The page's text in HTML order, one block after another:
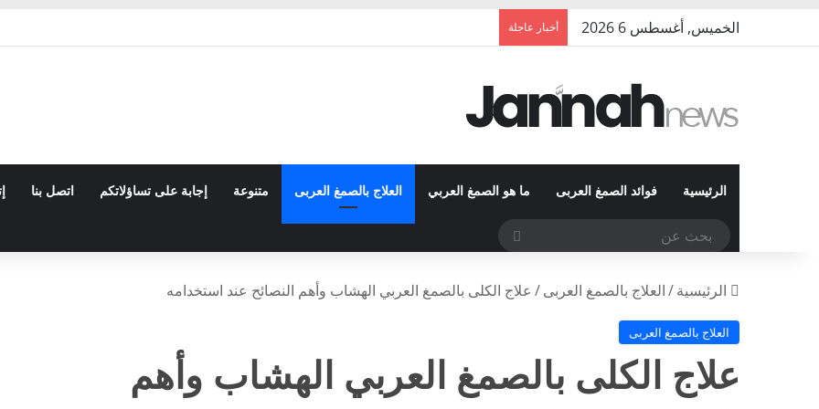
الخميس, أغسطس 6 2026 أخبار عاجلة
الرئيسية فوائد الصمغ العربى ما هو الصمغ العربي العلاج بالصمغ العربى متنوعة إجابة على تساؤلاتكم اتصل بنا
الرئيسية/العلاج بالصمغ العربى/ علاج الكلى بالصمغ العربي الهشاب وأهم النصائح عند استخدامه
العلاج بالصمغ العربى
علاج الكلى بالصمغ العربي الهشاب وأهم